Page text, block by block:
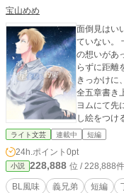
宝山めめ
面倒見はい
ていない。
の想いがあ
らずに距離
きっかけに
全五章書き上げ済み
ヨムにて先
し絵をつけ
ライト文芸 連載中 短編
24h.ポイント 0pt
小説 228,888 位 / 228,888件
BL風味 義兄弟 短編